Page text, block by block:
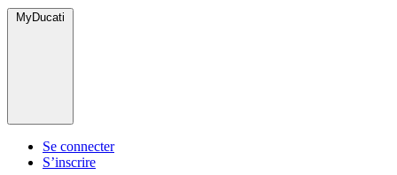
MyDucati
Se connecter
S’inscrire